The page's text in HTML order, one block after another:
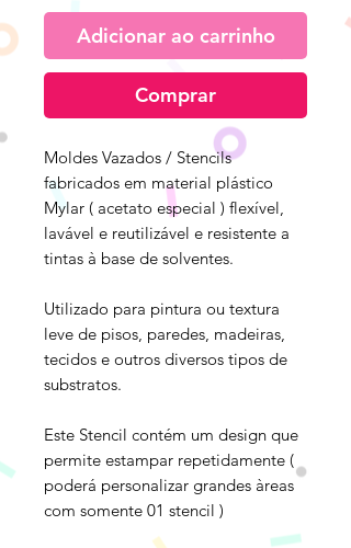
Adicionar ao carrinho
Comprar
Moldes Vazados / Stencils
fabricados em material plástico
Mylar ( acetato especial ) flexível,
lavável e reutilizável e resistente a
tintas à base de solventes.
Utilizado para pintura ou textura
leve de pisos, paredes, madeiras,
tecidos e outros diversos tipos de
substratos.
Este Stencil contém um design que
permite estampar repetidamente (
poderá personalizar grandes àreas
com somente 01 stencil )